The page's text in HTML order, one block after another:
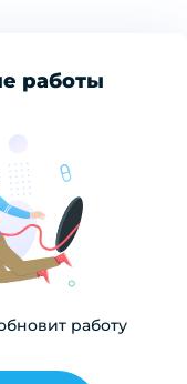
работы
работу